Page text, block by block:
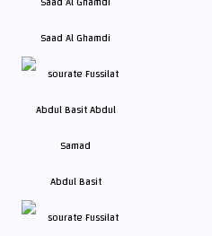
Saad Al Ghamdi
Abdul Basit